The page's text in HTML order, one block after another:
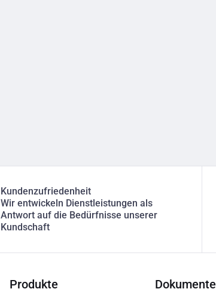
Kundenzufriedenheit
Wir entwickeln Dienstleistungen als
Antwort auf die Bedürfnisse unserer
Kundschaft
Produkte Dokumente